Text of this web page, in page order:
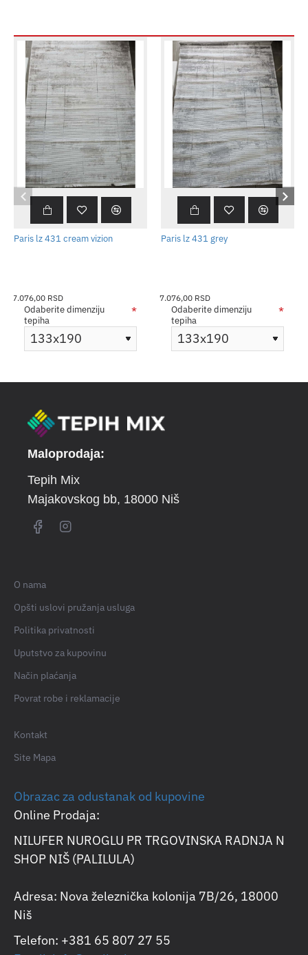
Paris lz 431 cream vizion
7.076,00 RSD
Odaberite dimenziju
tepiha
Paris lz 431 grey
7.076,00 RSD
Odaberite dimenziju
tepiha
Maloprodaja:
Tepih Mix
Majakovskog bb, 18000 Niš
O nama
Opšti uslovi pružanja usluga
Politika privatnosti
Uputstvo za kupovinu
Način plaćanja
Povrat robe i reklamacije
Kontakt
Site Mapa
Obrazac za odustanak od kupovine
Online Prodaja:
NILUFER NUROGLU PR TRGOVINSKA RADNJA N
SHOP NIŠ (PALILULA)
Adresa: Nova železnička kolonija 7B/26, 18000
Niš
Telefon: +381 65 807 27 55